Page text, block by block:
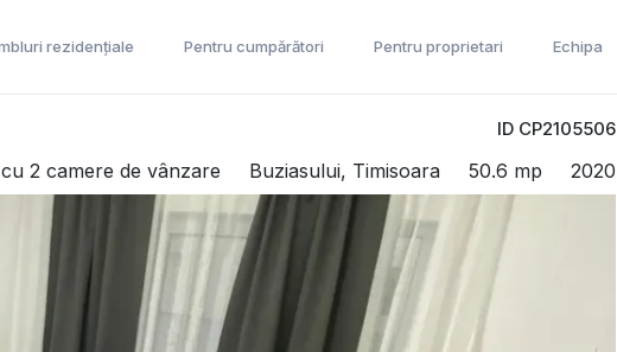
rezidențiale Pentru cumpărători Pentru proprietari Echipa
ID CP2105506
2 camere de vânzare Buziasului, Timisoara 50.6 mp 2020